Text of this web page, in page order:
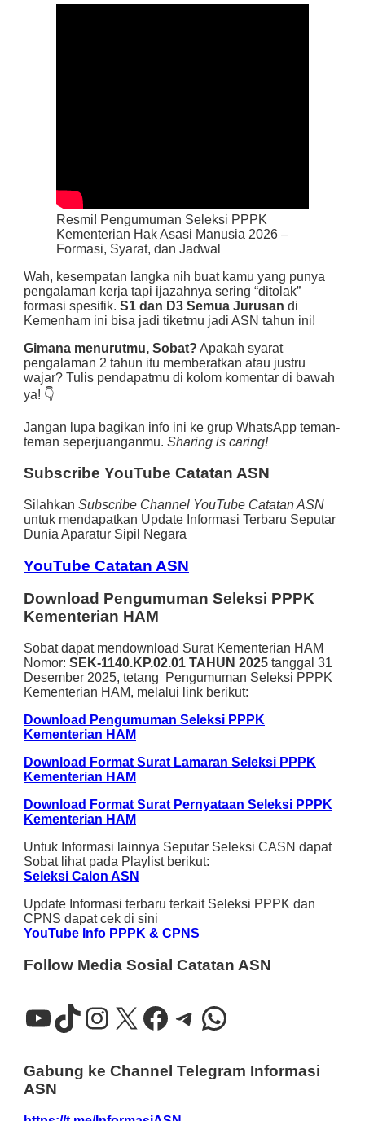
Resmi! Pengumuman Seleksi PPPK
Kementerian Hak Asasi Manusia 2026 –
Formasi, Syarat, dan Jadwal
Wah, kesempatan langka nih buat kamu yang punya
pengalaman kerja tapi ijazahnya sering “ditolak”
formasi spesifik. S1 dan D3 Semua Jurusan di
Kemenham ini bisa jadi tiketmu jadi ASN tahun ini!
Gimana menurutmu, Sobat? Apakah syarat
pengalaman 2 tahun itu memberatkan atau justru
wajar? Tulis pendapatmu di kolom komentar di bawah
ya! 👇
Jangan lupa bagikan info ini ke grup WhatsApp teman-
teman seperjuanganmu. Sharing is caring!
Subscribe YouTube Catatan ASN
Silahkan Subscribe Channel YouTube Catatan ASN
untuk mendapatkan Update Informasi Terbaru Seputar
Dunia Aparatur Sipil Negara
YouTube Catatan ASN
Download Pengumuman Seleksi PPPK
Kementerian HAM
Sobat dapat mendownload Surat Kementerian HAM
Nomor: SEK-1140.KP.02.01 TAHUN 2025 tanggal 31
Desember 2025, tetang Pengumuman Seleksi PPPK
Kementerian HAM, melalui link berikut:
Download Pengumuman Seleksi PPPK
Kementerian HAM
Download Format Surat Lamaran Seleksi PPPK
Kementerian HAM
Download Format Surat Pernyataan Seleksi PPPK
Kementerian HAM
Untuk Informasi lainnya Seputar Seleksi CASN dapat
Sobat lihat pada Playlist berikut:
Seleksi Calon ASN
Update Informasi terbaru terkait Seleksi PPPK dan
CPNS dapat cek di sini
YouTube Info PPPK & CPNS
Follow Media Sosial Catatan ASN
YouTube
TikTok
Instagram
X Facebook
Telegram
WhatsApp
Gabung ke Channel Telegram Informasi
ASN